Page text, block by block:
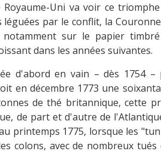
Uni va voir ce
par le conflit, la
sur le papier
dans les années suivantes.
d'abord en vain – dès 1754 –
en décembre 1773 une
de thé britannique, cette
de part et d'autre de
printemps 1775, lorsque les
colons, avec de nombreux tués